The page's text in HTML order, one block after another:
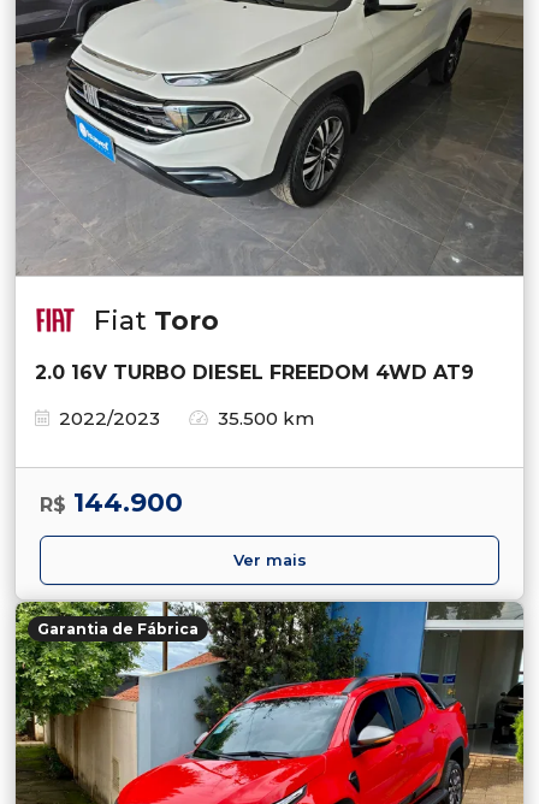
Fiat Toro
2.0 16V TURBO DIESEL FREEDOM 4WD AT9
2022/2023
35.500 km
R$ 144.900
Ver mais
Garantia de Fábrica